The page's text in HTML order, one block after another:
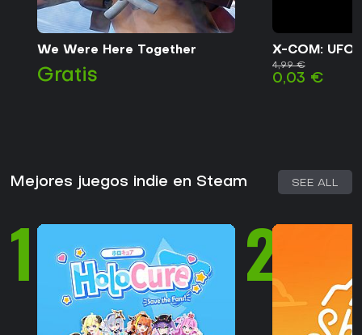
We Were Here Together
Gratis
X-COM: UFO
4,99 €
0,03 €
Mejores juegos indie en Steam SEE ALL
1 2